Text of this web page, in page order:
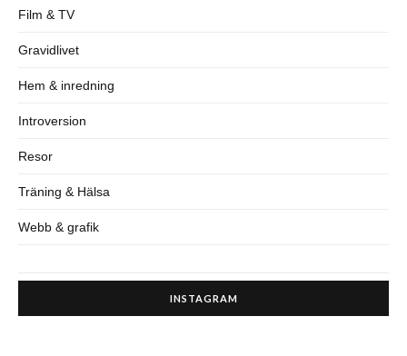
Film & TV
Gravidlivet
Hem & inredning
Introversion
Resor
Träning & Hälsa
Webb & grafik
INSTAGRAM